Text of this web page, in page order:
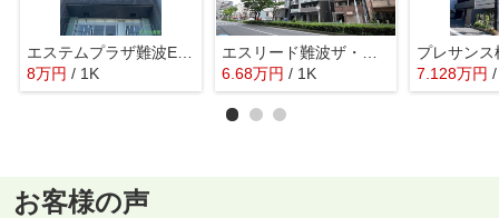
エステムプラザ難波EASTⅡブレスト
8万円 / 1K
6.68万円 / 1K 7.128万円
お客様の声